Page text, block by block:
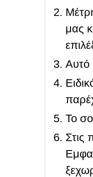
μας
Αυτό
Το
Στις